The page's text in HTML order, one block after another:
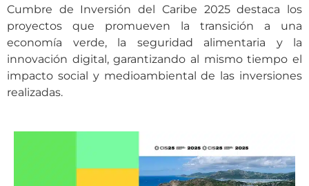
Cumbre de Inversión del Caribe 2025 destaca los
proyectos que promueven la transición a una
economía verde, la seguridad alimentaria y la
innovación digital, garantizando al mismo tiempo el
impacto social y medioambiental de las inversiones
realizadas.